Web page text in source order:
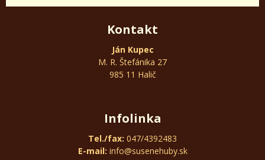
Kontakt
Ján Kupec
M. R. Štefánika 27
985 11 Halič
Infolinka
Tel./fax: 047/4392483
E-mail: info@susenehuby.sk